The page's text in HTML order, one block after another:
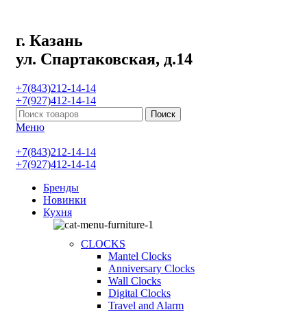
г. Казань
ул. Спартаковская, д.14
+7(843)212-14-14
+7(927)412-14-14
Поиск
Меню
+7(843)212-14-14
+7(927)412-14-14
Бренды
Новинки
Кухня
CLOCKS
Mantel Clocks
Anniversary Clocks
Wall Clocks
Digital Clocks
Travel and Alarm